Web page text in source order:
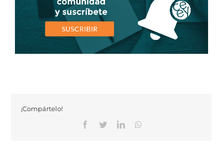
¡Compártelo!
Facebook
TwitterLinkedinWhatsapp